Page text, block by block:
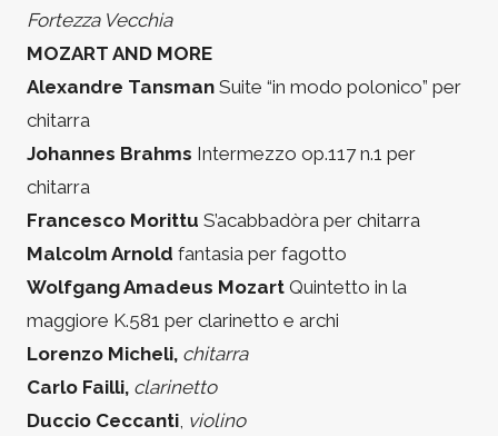
Fortezza Vecchia
MOZART AND MORE
Alexandre Tansman Suite “in modo polonico” per
chitarra
Johannes Brahms Intermezzo op.117 n.1 per
chitarra
Francesco Morittu S’acabbadòra per chitarra
Malcolm Arnold fantasia per fagotto
Wolfgang Amadeus Mozart Quintetto in la
maggiore K.581 per clarinetto e archi
Lorenzo Micheli, chitarra
Carlo Failli, clarinetto
Duccio Ceccanti, violino